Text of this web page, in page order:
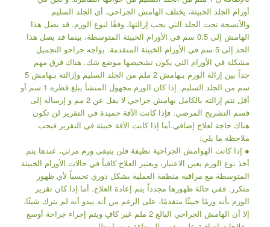
أورام الجلد الخبيثة، يختلف الهامش الجراحي، أي الجلد السليم
والأنسجة تحت الجلد التي يجب إزالتها، وفقًا لنوع الورم. قد يصل هذا
الهامش إلى 0.5 سم في الأورام الخبيثة المتوسطة، بينما قد يصل هذا
الحد إلى 5 سم في الأورام الخبيثة المتقدمة. يواجه جراحو التجميل
مشكلة في الأورام التي يكون تشخيصها موضع شك. هناك فرق مهم
جداً بين إزالة الورم بـهامش 2 ملم من الجلد السليم وإزالته بـهامش 5
سم من الجلد السليم. إذا كان الورم مجهول المنشأ يبلغ قطره 1 سم أو
أقل تتم إزالته بالكامل بهامش جراحي لا يقل عن 2 مم و إرساله إلى
قسم التشريح المرضي. فإذا كانت الآفة حميدة في التقرير لن تكون
هناك حاجة لعلاج إضافي.أما إذا كانت الآفة خبيثة في التقرير فيجب
ملاحظة ما يلي:
● إذا كانت الهوامش الجراحية نظيفة فلن يتبقى ورم مرئي، عندها يتم
أخذ نوع الورم بعين الاعتبار، ويعتبر العلاج كافياً في حالات الأورام الخبيثة
المتوسطة مع مراقبة منطقة العملية بشكل دوري تحسباً لأي ظهور
متكرر. ففي حالة ظهورها مجدداً يتم إعادة العلاج. أما إذا كان تقرير
الورم بأنه ورمًا خبيثًا متقدمًا، على الرغم من أنه يبدو أنه لم يترك شيئًا،
إلا أن الهامش الجراحي البالغ 2 ملم غير كافٍ ويتم إجراء جراحة أوسع